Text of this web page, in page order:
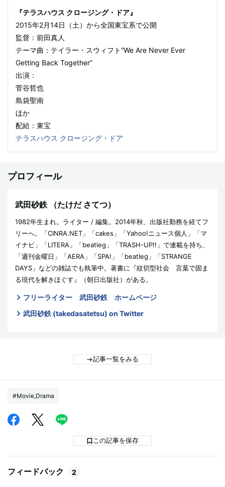
『テラスハウス クロージング・ドア』
2015年2月14日（土）から全国東宝系で公開
監督：前田真人
テーマ曲：テイラー・スウィフト“We Are Never Ever
Getting Back Together”
出演：
菅谷哲也
島袋聖南
ほか
配給：東宝
テラスハウス クロージング・ドア
プロフィール
武田砂鉄 （たけだ さてつ）
1982年生まれ。ライター / 編集。2014年秋、出版社勤務を経てフ
リーへ。「CINRA.NET」「cakes」「Yahoo!ニュース個人」「マ
イナビ」「LITERA」「beatleg」「TRASH-UP!!」で連載を持ち、
「週刊金曜日」「AERA」「SPA!」「beatleg」「STRANGE
DAYS」などの雑誌でも執筆中。著書に『紋切型社会 言葉で固ま
る現代を解きほぐす』（朝日出版社）がある。
フリーライター 武田砂鉄 ホームページ
武田砂鉄 (takedasatetsu) on Twitter
記事一覧をみる
#Movie,Drama
この記事を保存
フィードバック 2